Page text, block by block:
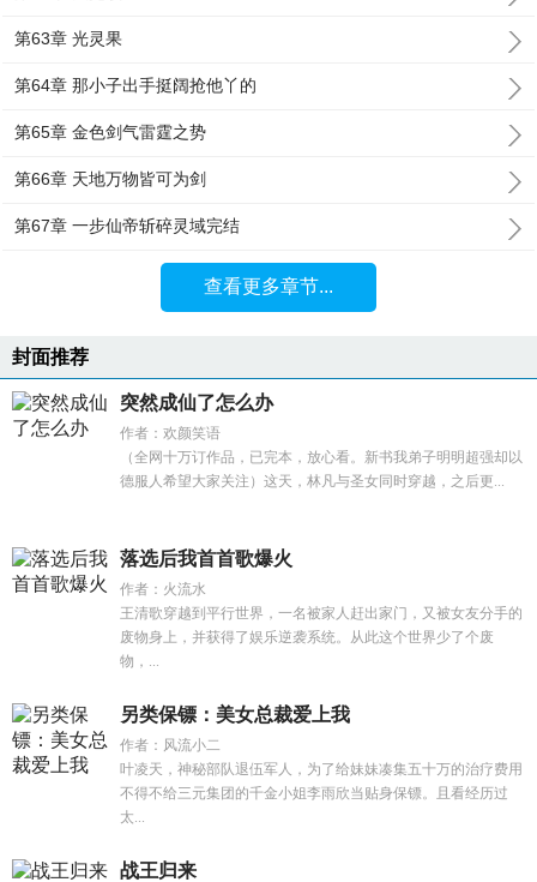
第63章 光灵果
第64章 那小子出手挺阔抢他丫的
第65章 金色剑气雷霆之势
第66章 天地万物皆可为剑
第67章 一步仙帝斩碎灵域完结
查看更多章节...
封面推荐
突然成仙了怎么办
作者：欢颜笑语
（全网十万订作品，已完本，放心看。新书我弟子明明超强却以
德服人希望大家关注）这天，林凡与圣女同时穿越，之后更...
落选后我首首歌爆火
作者：火流水
王清歌穿越到平行世界，一名被家人赶出家门，又被女友分手的
废物身上，并获得了娱乐逆袭系统。从此这个世界少了个废
物，...
另类保镖：美女总裁爱上我
作者：风流小二
叶凌天，神秘部队退伍军人，为了给妹妹凑集五十万的治疗费用
不得不给三元集团的千金小姐李雨欣当贴身保镖。且看经历过
太...
战王归来